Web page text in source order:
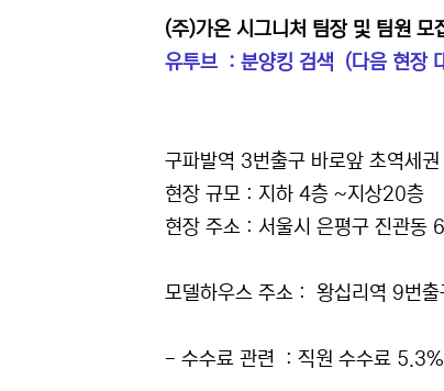
본문(주)가온 시그니처 팀장 및 팀원
유투브 : 분양킹 검색 (다음 현장
구파발역 3번출구 바로앞 초역세권
현장 규모 : 지하 4층 ~지상20층
현장 주소 : 서울시 은평구 진관동
모델하우스 주소 : 왕십리역 9번
- 수수료 관련 : 직원 수수료